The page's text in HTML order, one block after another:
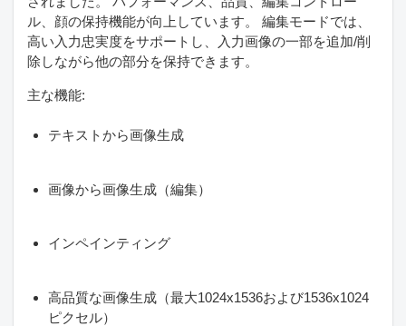
ル、顔の保持機能が向上しています。 編集モードでは、
高い入力忠実度をサポートし、入力画像の一部を追加/削
除しながら他の部分を保持できます。
主な機能:
テキストから画像生成
画像から画像生成（編集）
インペインティング
高品質な画像生成（最大1024x1536および1536x1024
ピクセル）